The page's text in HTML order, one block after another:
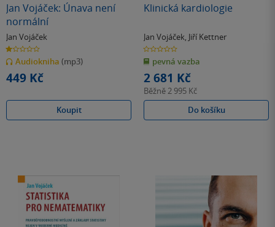
Jan Vojáček: Únava není
normální
Jan Vojáček
1.0
z
5
hvězdiček
Audiokniha (mp3)
449 Kč
Koupit
Klinická kardiologie
Jan Vojáček Jiří Kettner
0.0
z
5
hvězdiček
pevná vazba
2 681 Kč
Běžně 2 995 Kč
Do košíku